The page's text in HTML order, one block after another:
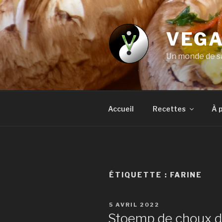
Aller
au
contenu
principal
Un monde de
Accueil Recettes À
ÉTIQUETTE : FARINE
PUBLIÉ
5 AVRIL 2022
Stoemp de choux